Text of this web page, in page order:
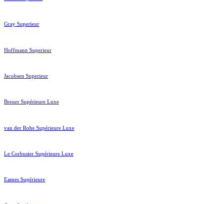
Gray Superieur
Hoffmann Superieur
Jacobsen Superieur
Breuer Supérieure Luxe
van der Rohe Supérieure Luxe
Le Corbusier Supérieure Luxe
Eames Supérieure